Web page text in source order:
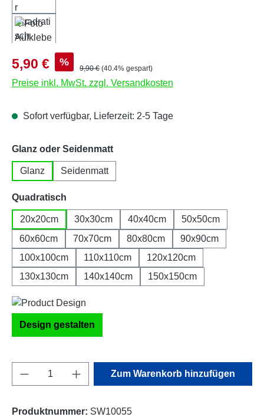
Verkaufspreis:
5,90 € % Regulärer Preis:
9,90 € (40.4% gespart)
Preise inkl. MwSt. zzgl. Versandkosten
Sofort verfügbar, Lieferzeit: 2-5 Tage
Glanz oder Seidenmattauswählen
Glanz Seidenmatt
Quadratisch
20x20cm 30x30cm 40x40cm
50x50cm
60x60cm
70x70cm 80x80cm
90x90cm
100x100cm
110x110cm
120x120cm
130x130cm
140x140cm 150x150cm
Design gestalten
Produkt Anzahl: Gib den gewünschten
Zum Warenkorb hinzufügen
Produktnummer: SW10055